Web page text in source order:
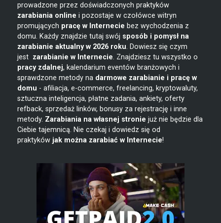
prowadzone przez doświadczonych praktyków
zarabiania online i pozostaje w czołówce witryn
promujących pracę w Internecie bez wychodzenia z
domu. Każdy znajdzie tutaj swój sposób i pomysł na
zarabianie aktualny w 2026 roku. Dowiesz się czym
jest zarabianie w Internecie. Znajdziesz tu wszystko o
pracy zdalnej, kalendarium eventów branżowych i
sprawdzone metody na darmowe zarabianie i pracę w
domu - afiliacja, e-commerce, freelancing, kryptowaluty,
sztuczna inteligencja, płatne zadania, ankiety, oferty
refback, sprzedaż linków, bonusy za rejestrację i inne
metody. Zarabiania na własnej stronie już nie będzie dla
Ciebie tajemnicą. Nie czekaj i dowiedz się od
praktyków jak można zarabiać w Internecie!